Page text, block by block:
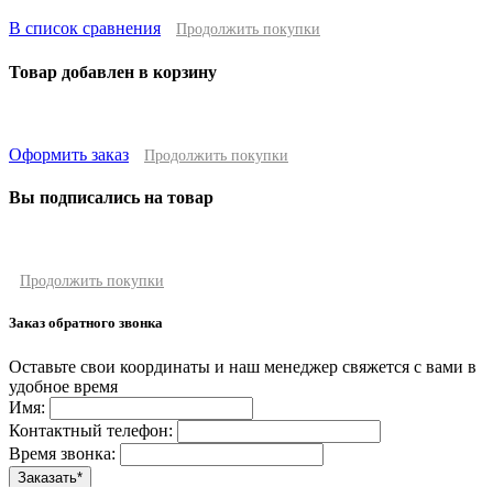
В список сравнения Продолжить покупки
Товар добавлен в корзину
Оформить заказ Продолжить покупки
Вы подписались на товар
Продолжить покупки
Заказ обратного звонка
Оставьте свои координаты и наш менеджер свяжется с вами в
удобное время
Имя:
Контактный телефон:
Время звонка: